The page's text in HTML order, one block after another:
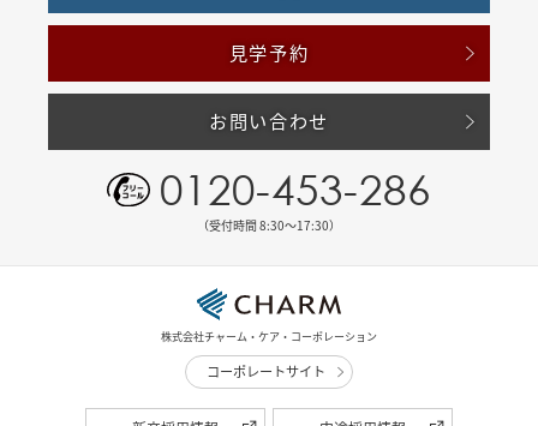
見学予約
お問い合わせ
0120-453-286
（受付時間 8:30〜17:30）
株式会社チャーム・ケア・コーポレーション
コーポレートサイト